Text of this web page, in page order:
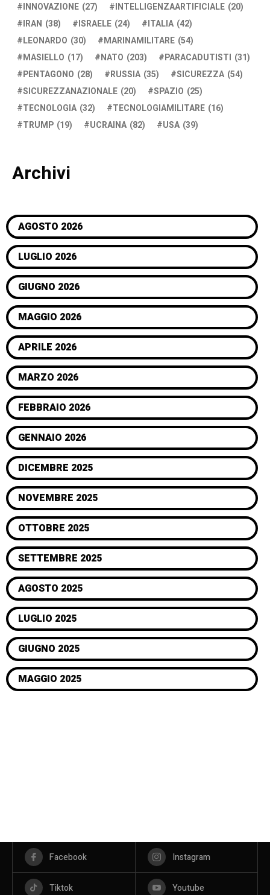
INNOVAZIONE (27) INTELLIGENZAARTIFICIALE (20)
IRAN (38) ISRAELE (24) ITALIA (42)
LEONARDO (30) MARINAMILITARE (54)
MASIELLO (17) NATO (203) PARACADUTISTI (31)
PENTAGONO (28) RUSSIA (35) SICUREZZA (54)
SICUREZZANAZIONALE (20) SPAZIO (25)
TECNOLOGIA (32) TECNOLOGIAMILITARE (16)
TRUMP (19) UCRAINA (82) USA (39)
Archivi
AGOSTO 2026
LUGLIO 2026
GIUGNO 2026
MAGGIO 2026
APRILE 2026
MARZO 2026
FEBBRAIO 2026
GENNAIO 2026
DICEMBRE 2025
NOVEMBRE 2025
OTTOBRE 2025
SETTEMBRE 2025
AGOSTO 2025
LUGLIO 2025
GIUGNO 2025
MAGGIO 2025
Facebook Instagram
Tiktok Youtube